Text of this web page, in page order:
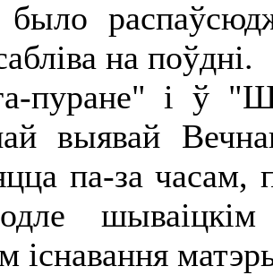
было
на поўдні.
пуране" і ў
выявай
па-за часам,
шываіцкім
існавання